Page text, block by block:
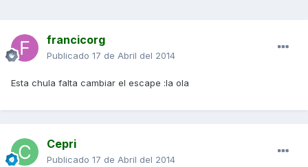
francicorg
Publicado 17 de Abril del 2014
Esta chula falta cambiar el escape :la ola
Cepri
Publicado 17 de Abril del 2014